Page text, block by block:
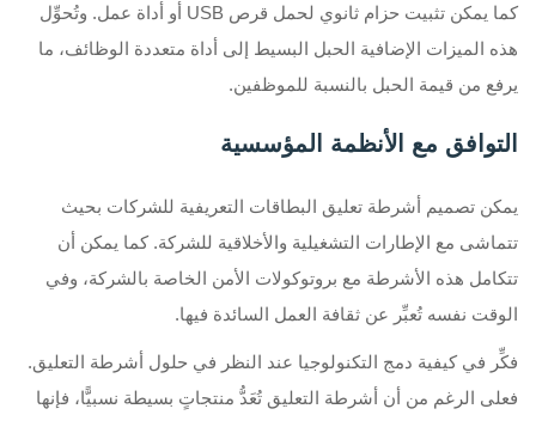
كما يمكن تثبيت حزام ثانوي لحمل قرص USB أو أداة عمل. وتُحوِّل
هذه الميزات الإضافية الحبل البسيط إلى أداة متعددة الوظائف، ما
يرفع من قيمة الحبل بالنسبة للموظفين.
التوافق مع الأنظمة المؤسسية
يمكن تصميم أشرطة تعليق البطاقات التعريفية للشركات بحيث
تتماشى مع الإطارات التشغيلية والأخلاقية للشركة. كما يمكن أن
تتكامل هذه الأشرطة مع بروتوكولات الأمن الخاصة بالشركة، وفي
الوقت نفسه تُعبِّر عن ثقافة العمل السائدة فيها.
فكِّر في كيفية دمج التكنولوجيا عند النظر في حلول أشرطة التعليق.
فعلى الرغم من أن أشرطة التعليق تُعَدُّ منتجاتٍ بسيطة نسبيًّا، فإنها